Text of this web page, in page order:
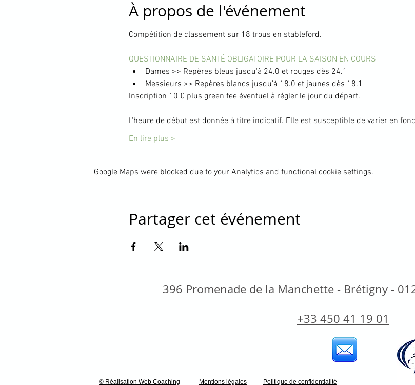
À propos de l'événement
Compétition de classement sur 18 trous en stableford.
QUESTIONNAIRE DE SANTÉ OBLIGATOIRE POUR LA SAISON EN COURS
Dames >> Repères bleus jusqu'à 24.0 et rouges dès 24.1
Messieurs >> Repères blancs jusqu'à 18.0 et jaunes dès 18.1
Inscription 10 € plus green fee éventuel à régler le jour du départ.
L'heure de début est donnée à titre indicatif. Elle est susceptible de varier en
En lire plus >
Google Maps were blocked due to your Analytics and functional cookie settings.
Partager cet événement
396 Promenade de la Manchette - Brétigny -
+33 450 41 19 01
© Réalisation Web Coaching Mentions légales Politique de confidentialité